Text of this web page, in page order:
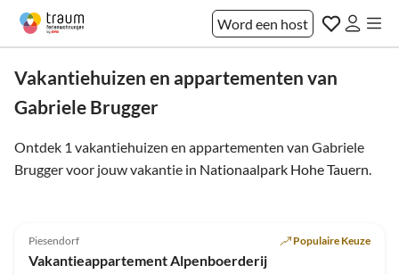
Word een host
Vakantiehuizen en appartementen van
Gabriele Brugger
Ontdek 1 vakantiehuizen en appartementen van Gabriele
Brugger voor jouw vakantie in Nationaalpark Hohe Tauern.
Piesendorf Populaire Keuze
Vakantieappartement Alpenboerderij